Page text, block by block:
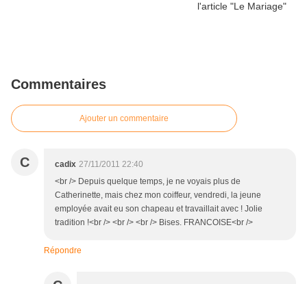
Commentaires
Ajouter un commentaire
C cadix 27/11/2011 22:40
<br /> Depuis quelque temps, je ne voyais plus de
Catherinette, mais chez mon coiffeur, vendredi, la jeune
employée avait eu son chapeau et travaillait avec ! Jolie
tradition !<br /> <br /> <br /> Bises. FRANCOISE<br />
Répondre